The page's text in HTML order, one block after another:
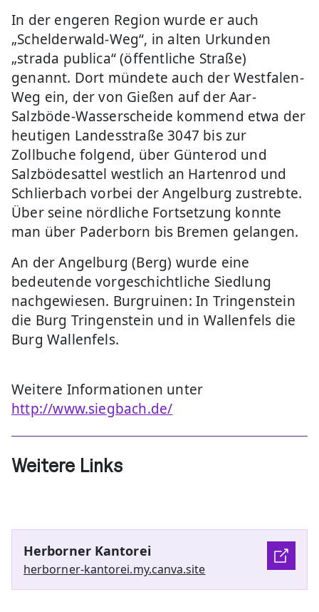
In der engeren Region wurde er auch
„Schelderwald-Weg“, in alten Urkunden
„strada publica“ (öffentliche Straße)
genannt. Dort mündete auch der Westfalen-
Weg ein, der von Gießen auf der Aar-
Salzböde-Wasserscheide kommend etwa der
heutigen Landesstraße 3047 bis zur
Zollbuche folgend, über Günterod und
Salzbödesattel westlich an Hartenrod und
Schlierbach vorbei der Angelburg zustrebte.
Über seine nördliche Fortsetzung konnte
man über Paderborn bis Bremen gelangen.
An der Angelburg (Berg) wurde eine
bedeutende vorgeschichtliche Siedlung
nachgewiesen. Burgruinen: In Tringenstein
die Burg Tringenstein und in Wallenfels die
Burg Wallenfels.
Weitere Informationen unter
http://www.siegbach.de/
Weitere Links
Herborner Kantorei
herborner-kantorei.my.canva.site